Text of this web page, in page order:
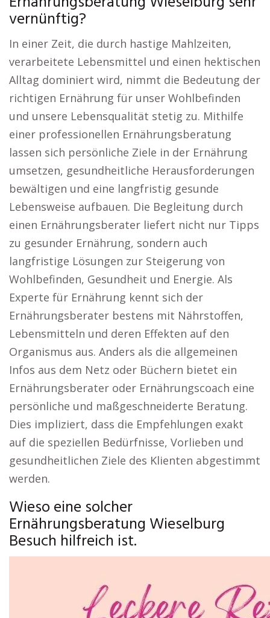
vernünftig?
In einer Zeit, die durch hastige Mahlzeiten,
verarbeitete Lebensmittel und einen hektischen
Alltag dominiert wird, nimmt die Bedeutung der
richtigen Ernährung für unser Wohlbefinden
und unsere Lebensqualität stetig zu. Mithilfe
einer professionellen Ernährungsberatung
lassen sich persönliche Ziele in der Ernährung
umsetzen, gesundheitliche Herausforderungen
bewältigen und eine langfristig gesunde
Lebensweise aufbauen. Die Begleitung durch
einen Ernährungsberater liefert nicht nur Tipps
zu gesunder Ernährung, sondern auch
langfristige Lösungen zur Steigerung von
Wohlbefinden, Gesundheit und Energie. Als
Experte für Ernährung kennt sich der
Ernährungsberater bestens mit Nährstoffen,
Lebensmitteln und deren Effekten auf den
Organismus aus. Anders als die allgemeinen
Infos aus dem Netz oder Büchern bietet ein
Ernährungsberater oder Ernährungscoach eine
persönliche und maßgeschneiderte Beratung.
Dies impliziert, dass die Empfehlungen exakt
auf die speziellen Bedürfnisse, Vorlieben und
gesundheitlichen Ziele des Klienten abgestimmt
werden.
Wieso eine solcher
Ernährungsberatung Wieselburg
Besuch hilfreich ist.